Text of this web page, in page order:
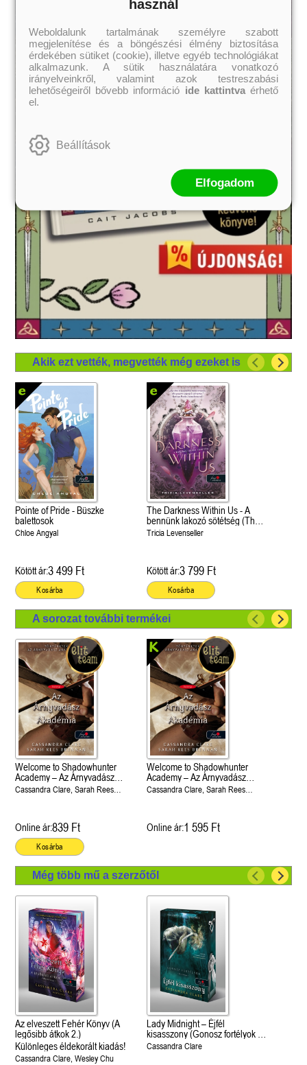
Akik ezt vették, megvették még ezeket is
Pointe of Pride - Büszke
balettosok
Chloe Angyal
Kötött ár:3 499 Ft
Kosárba
The Darkness Within Us - A
bennünk lakozó sötétség (The
Shadows Between Us 2.)
Tricia Levenseller
Kötött ár:3 799 Ft
Kosárba
A sorozat további termékei
Welcome to Shadowhunter
Academy – Az Árnyvadász
Akadémia
Cassandra Clare, Sarah Rees
Online ár:839 Ft
Kosárba
Welcome to Shadowhunter
Academy – Az Árnyvadász
Akadémia
Cassandra Clare, Sarah Rees
Online ár:1 595 Ft
Még több mű a szerzőtől
Az elveszett Fehér Könyv (A
legősibb átkok 2.)
Különleges éldekorált kiadás!
Cassandra Clare, Wesley Chu
Lady Midnight – Éjfél
kisasszony (Gonosz fortélyok 1.)
Különleges éldekorált kiadás!
Cassandra Clare
használ
Weboldalunk tartalmának személyre szabott
megjelenítése és a böngészési élmény biztosítása
érdekében sütiket (cookie), illetve egyéb technológiákat
alkalmazunk. A sütik használatára vonatkozó
irányelveinkről, valamint azok testreszabási
lehetőségeiről bővebb információ ide kattintvaérhető
el.
Beállítások
Elfogadom